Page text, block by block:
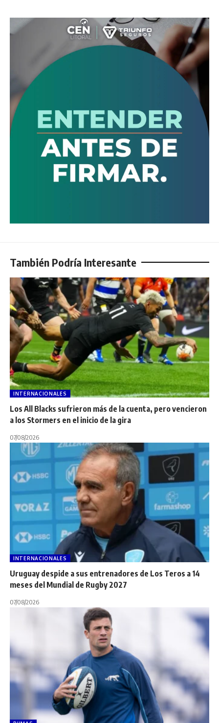
También Podría Interesante
INTERNACIONALES
Los All Blacks sufrieron más de la cuenta, pero vencieron
a los Stormers en el inicio de la gira
07/08/2026
INTERNACIONALES
Uruguay despide a sus entrenadores de Los Teros a 14
meses del Mundial de Rugby 2027
07/08/2026